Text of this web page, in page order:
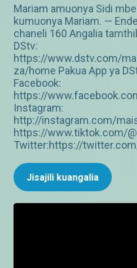
Mariam amuonya Sidi
kumuonya Mariam. —
chaneli 160 Angalia
DStv:
https://www.dstv.com/
za/home Pakua App ya
Facebook:
https://
Instagram:
http://instagram.com/
https://www.tiktok.com/
Twitter:https://
Jisajili kuangalia